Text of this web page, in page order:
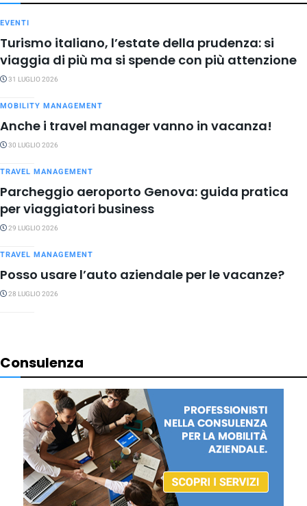
EVENTI
Turismo italiano, l’estate della prudenza: si
viaggia di più ma si spende con più attenzione
31 LUGLIO 2026
MOBILITY MANAGEMENT
Anche i travel manager vanno in vacanza!
30 LUGLIO 2026
TRAVEL MANAGEMENT
Parcheggio aeroporto Genova: guida pratica
per viaggiatori business
29 LUGLIO 2026
TRAVEL MANAGEMENT
Posso usare l’auto aziendale per le vacanze?
28 LUGLIO 2026
Consulenza